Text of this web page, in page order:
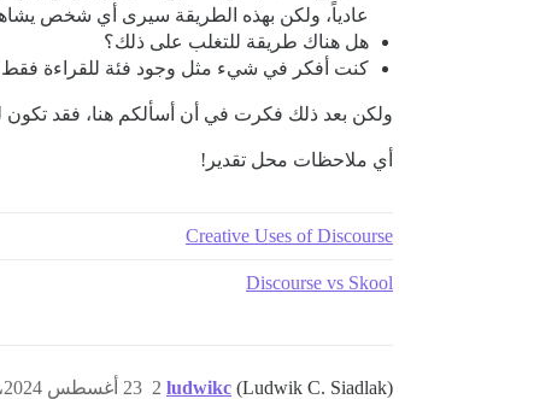
عادياً، ولكن بهذه الطريقة سيرى أي شخص
هل هناك طريقة للتغلب على ذلك؟
كنت أفكر في شيء مثل وجود فئة للقراءة فقط
ولكن بعد ذلك فكرت في أن أسألكم هنا، فقد تكون
أي ملاحظات محل تقدير!
Creative Uses of Discourse
Discourse vs Skool
ludwikc (Ludwik C. Siadlak) 23 أغسطس 2024، 12:48م 2